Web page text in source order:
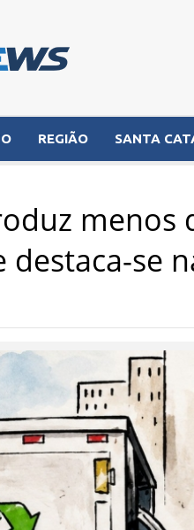
REGIÃO SANTA
menos
se